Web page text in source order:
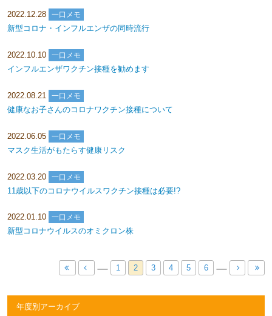
2022.12.28 一口メモ
新型コロナ・インフルエンザの同時流行
2022.10.10 一口メモ
インフルエンザワクチン接種を勧めます
2022.08.21 一口メモ
健康なお子さんのコロナワクチン接種について
2022.06.05 一口メモ
マスク生活がもたらす健康リスク
2022.03.20 一口メモ
11歳以下のコロナウイルスワクチン接種は必要!?
2022.01.10 一口メモ
新型コロナウイルスのオミクロン株
1 2 3 4 5 6
年度別アーカイブ